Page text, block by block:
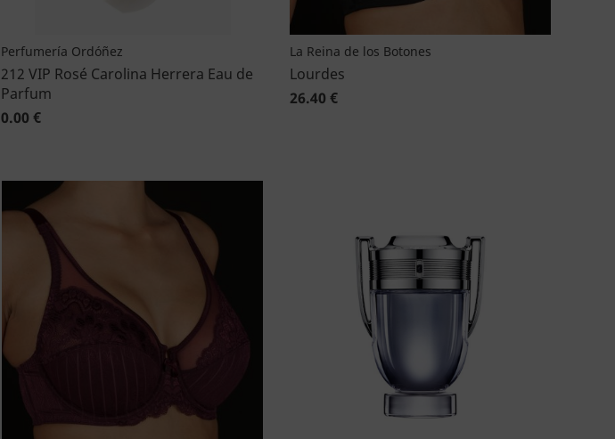
Perfumería Ordóñez
212 VIP Rosé Carolina Herrera Eau de
Parfum
0.00 €
La Reina de los Botones
Lourdes
26.40 €